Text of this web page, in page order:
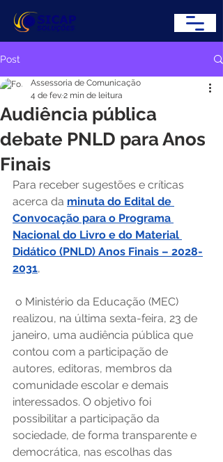
Post
Audiência pública
debate PNLD para Anos
Finais
Assessoria de Comunicação
4 de fev.2 min de leitura
Para receber sugestões e críticas
acerca da minuta do Edital de
Convocação para o Programa
Nacional do Livro e do Material
Didático (PNLD) Anos Finais – 2028-
2031,
realizou, na última sexta-feira, 23 de
janeiro, uma audiência pública que
contou com a participação de
autores, editoras, membros da
comunidade escolar e demais
interessados. O objetivo foi
possibilitar a participação da
sociedade, de forma transparente e
democrática, nas escolhas das